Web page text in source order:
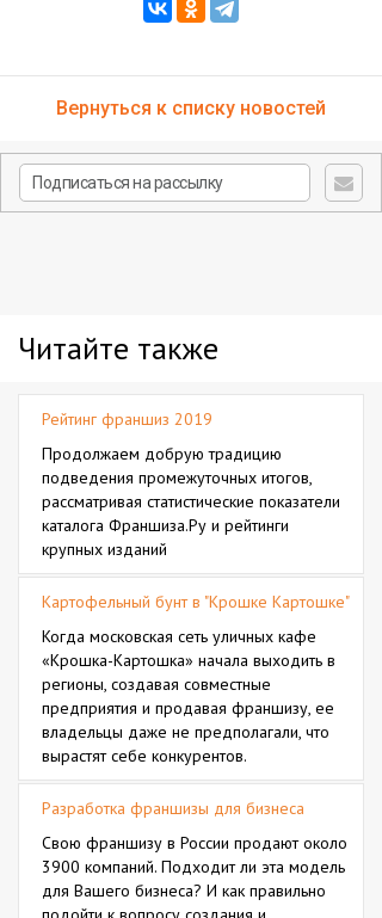
Вернуться к списку новостей
Читайте также
Рейтинг франшиз 2019
Продолжаем добрую традицию
подведения промежуточных итогов,
рассматривая статистические показатели
каталога Франшиза.Ру и рейтинги
крупных изданий
Картофельный бунт в "Крошке Картошке"
Когда московская сеть уличных кафе
«Крошка-Картошка» начала выходить в
регионы, создавая совместные
предприятия и продавая франшизу, ее
владельцы даже не предполагали, что
вырастят себе конкурентов.
Разработка франшизы для бизнеса
Свою франшизу в России продают около
3900 компаний. Подходит ли эта модель
для Вашего бизнеса? И как правильно